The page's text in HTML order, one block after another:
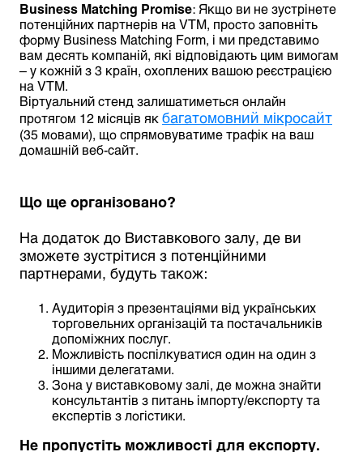
Business Matching Promise: Якщо ви не зустрінете
потенційних партнерів на VTM, просто заповніть
форму Business Matching Form, і ми представимо
вам десять компаній, які відповідають цим вимогам
– у кожній з 3 країн, охоплених вашою реєстрацією
на VTM.
Віртуальний стенд залишатиметься онлайн
протягом 12 місяців як багатомовний мікросайт
(35 мовами), що спрямовуватиме трафік на ваш
домашній веб-сайт.
Що ще організовано?
На додаток до Виставкового залу, де ви
зможете зустрітися з потенційними
партнерами, будуть також:
Аудиторія з презентаціями від українських
торговельних організацій та постачальників
допоміжних послуг.
Можливість поспілкуватися один на один з
іншими делегатами.
Зона у виставковому залі, де можна знайти
консультантів з питань імпорту/експорту та
експертів з логістики.
Не пропустіть можливості для експорту.